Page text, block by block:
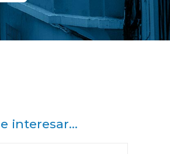
interesar...